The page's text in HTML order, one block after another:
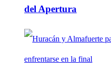
del Apertura